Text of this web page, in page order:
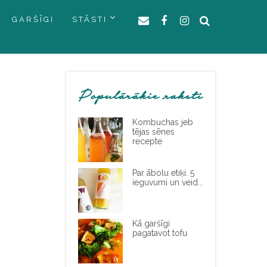
GARŠĪGI STĀSTI
Populārākie raksti
Kombuchas jeb
tējas sēnes
recepte
Par ābolu etiķi. 5
ieguvumi un veid...
Kā garšīgi
pagatavot tofu